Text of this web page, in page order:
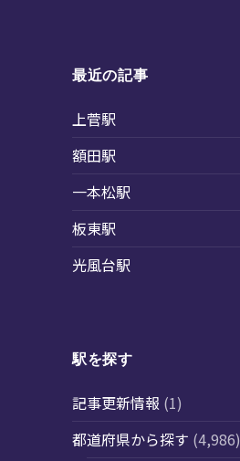
最近の記事
上菅駅
額田駅
一本松駅
板東駅
光風台駅
駅を探す
記事更新情報 (1)
都道府県から探す (4,986)